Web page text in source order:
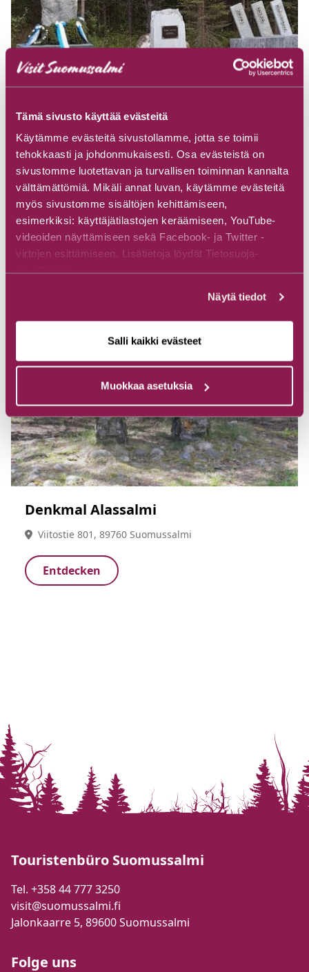
Tämä sivusto käyttää evästeitä
Käytämme evästeitä sivustollamme, jotta se toimii
tehokkaasti ja johdonmukaisesti. Osa evästeistä on
sivustomme luotettavan ja turvallisen toiminnan kannalta
välttämättömiä. Mikäli annat luvan, käytämme evästeitä
myös sivustomme sisältöjen kehittämiseen,
esimerkiksi: käyttäjätilastojen keräämiseen, YouTube-
videoiden näyttämiseen sekä Facebook- ja Twitter -
virtojen esittämiseen. Lisätietoja löydät Tietosuoja-
sivuiltamme.
Näytä tiedot
Salli kaikki evästeet
Muokkaa asetuksia
Denkmal von Hyövynvaara
Luolasuontie, 89740 Suomussalmi
Entdecken
Denkmal Alassalmi
Viitostie 801, 89760 Suomussalmi
Entdecken
Touristenbüro Suomussalmi
Tel. +358 44 777 3250
visit@suomussalmi.fi
Jalonkaarre 5, 89600 Suomussalmi
Folge uns